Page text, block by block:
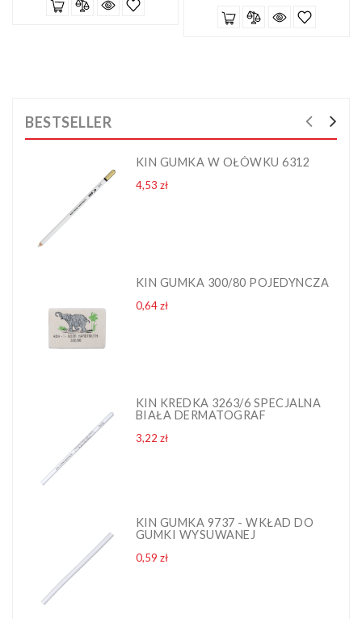
BESTSELLER
KIN GUMKA W OŁÓWKU 6312
4,53 złCena
KIN GUMKA 300/80 POJEDYNCZA
0,64 złCena
KIN KREDKA 3263/6 SPECJALNA
BIAŁA DERMATOGRAF
3,22 złCena
KIN GUMKA 9737 - WKŁAD DO
GUMKI WYSUWANEJ
0,59 złCena